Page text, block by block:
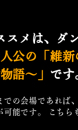
スメは、ダ
公の「維
語〜」 です
での会場であれば
能です。
こちら